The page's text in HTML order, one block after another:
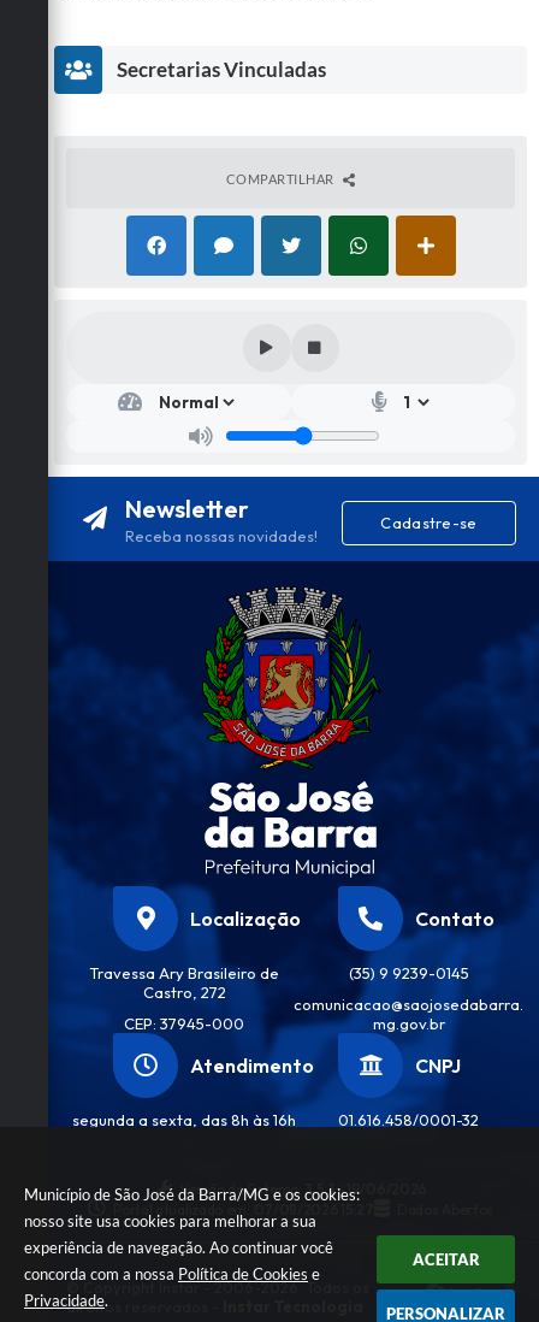
Município de São José da Barra/MG e os cookies:
nosso site usa cookies para melhorar a sua
experiência de navegação. Ao continuar você
concorda com a nossa Política de Cookies e
Privacidade.
ACEITAR
PERSONALIZAR
Secretarias Vinculadas
etar
Flávi
COMPARTILHAR
Newsletter
Receba nossas novidades!
Cadastre-se
Localização
Travessa Ary Brasileiro de
Castro, 272
CEP: 37945-000
Contato
(35) 9 9239-0145
comunicacao@saojosedabarra.
mg.gov.br
Atendimento
segunda a sexta, das 8h às 16h
CNPJ
01.616.458/0001-32
Versão do Sistema: 3.5.3 - 19/06/2026
© Copyright Instar - 2006-2026. Todos os
direitos reservados -